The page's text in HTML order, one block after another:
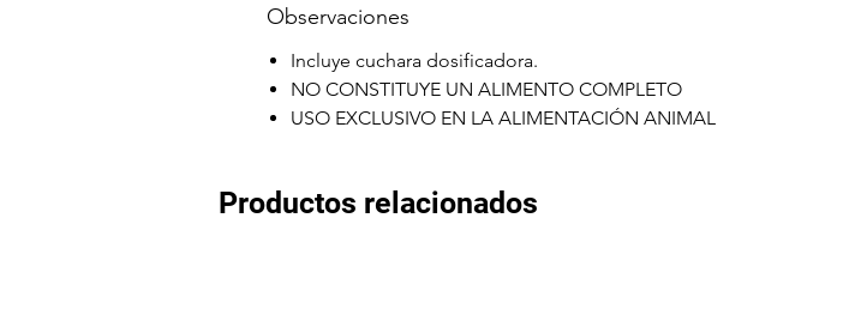
Observaciones
Incluye cuchara dosificadora.
NO CONSTITUYE UN ALIMENTO COMPLETO
USO EXCLUSIVO EN LA ALIMENTACIÓN ANIMAL
Productos relacionados